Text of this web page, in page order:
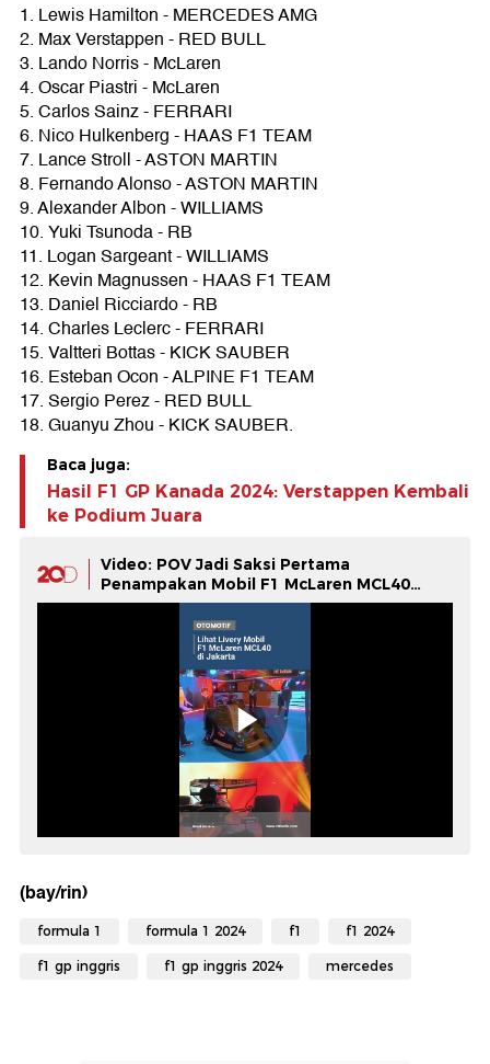
1. Lewis Hamilton - MERCEDES AMG
2. Max Verstappen - RED BULL
3. Lando Norris - McLaren
4. Oscar Piastri - McLaren
5. Carlos Sainz - FERRARI
6. Nico Hulkenberg - HAAS F1 TEAM
7. Lance Stroll - ASTON MARTIN
8. Fernando Alonso - ASTON MARTIN
9. Alexander Albon - WILLIAMS
10. Yuki Tsunoda - RB
11. Logan Sargeant - WILLIAMS
12. Kevin Magnussen - HAAS F1 TEAM
13. Daniel Ricciardo - RB
14. Charles Leclerc - FERRARI
15. Valtteri Bottas - KICK SAUBER
16. Esteban Ocon - ALPINE F1 TEAM
17. Sergio Perez - RED BULL
18. Guanyu Zhou - KICK SAUBER.
Baca juga:
Hasil F1 GP Kanada 2024: Verstappen Kembali
ke Podium Juara
Video: POV Jadi Saksi Pertama
Penampakan Mobil F1 McLaren MCL40
2026
(bay/rin)
formula 1 formula 1 2024 f1 f1 2024
f1 gp inggris f1 gp inggris 2024 mercedes